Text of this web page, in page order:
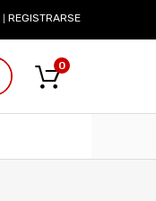
REGISTRARSE
0